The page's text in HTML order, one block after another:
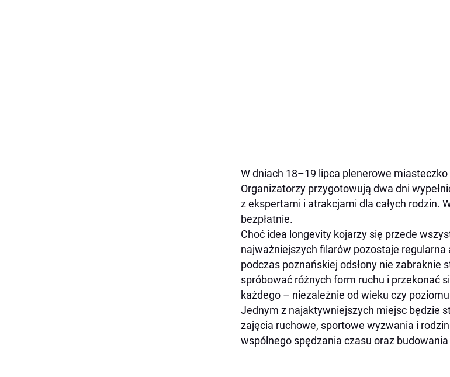
W dniach 18–19 lipca plenerowe
Organizatorzy przygotowują dwa dni
z ekspertami i atrakcjami dla całych rodzin.
bezpłatnie.
Choć idea longevity kojarzy się przede
najważniejszych filarów pozostaje
podczas poznańskiej odsłony nie zabraknie
spróbować różnych form ruchu i przekonać
każdego – niezależnie od wieku czy
Jednym z najaktywniejszych miejsc będzie
zajęcia ruchowe, sportowe wyzwania i
wspólnego spędzania czasu oraz